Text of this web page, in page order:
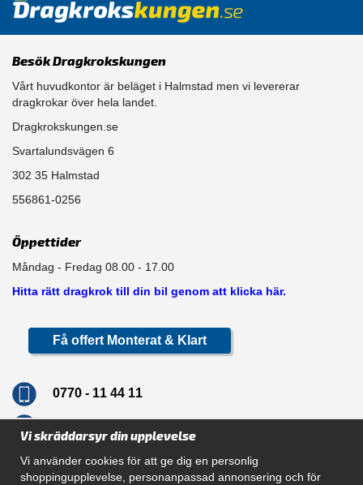
Besök Dragkrokskungen
Vårt huvudkontor är beläget i Halmstad men vi levererar
dragkrokar över hela landet.
Dragkrokskungen.se
Svartalundsvägen 6
302 35 Halmstad
556861-0256
Öppettider
Måndag - Fredag 08.00 - 17.00
Hitta rätt dragkrok till din bil genom att klicka här.
Få offert Monterat & Klart
0770 - 11 44 11
Vi skräddarsyr din upplevelse
Vi använder cookies för att ge dig en personlig
shoppingupplevelse, personanpassad annonsering och för